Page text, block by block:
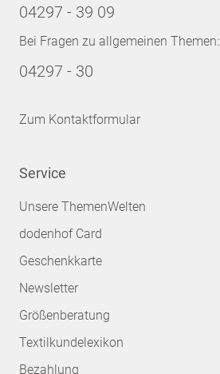
04297 - 39 09
Bei Fragen zu allgemeinen Themen:
04297 - 30
Zum Kontaktformular
Service
Unsere ThemenWelten
dodenhof Card
Geschenkkarte
Newsletter
Größenberatung
Textilkundelexikon
Bezahlung